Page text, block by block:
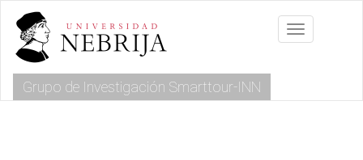
m
Toggle
Grupo de Investigación Smarttour-INN